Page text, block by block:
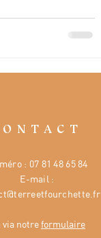
: 07 81 48 65 84
E-mail :
via notreformulaire